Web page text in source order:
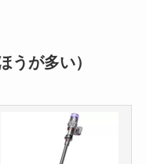
うが多い）